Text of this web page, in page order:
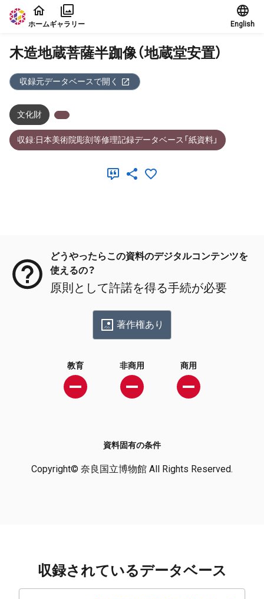
本文に飛ぶ
ホームギャラリー English
木造地蔵菩薩半跏像（地蔵堂安置）
収録元データベースで開く
文化財
収録:日本美術院彫刻等修理記録データベース「紙資料」
どうやったらこの資料のデジタルコンテンツを
使えるの？
原則として許諾を得る手続が必要
著作権あり
教育 非商用 商用
資料固有の条件
Copyright© 奈良国立博物館 All Rights Reserved.
収録されているデータベース